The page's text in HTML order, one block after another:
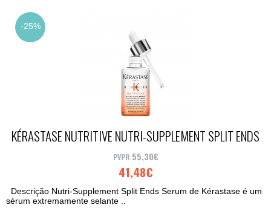
-25%
KÉRASTASE NUTRITIVE NUTRI-SUPPLEMENT SPLIT ENDS
SERUM 50ML
55,30€
41,48€
Descrição Nutri-Supplement Split Ends Serum de Kérastase é um
sérum extremamente selante ..